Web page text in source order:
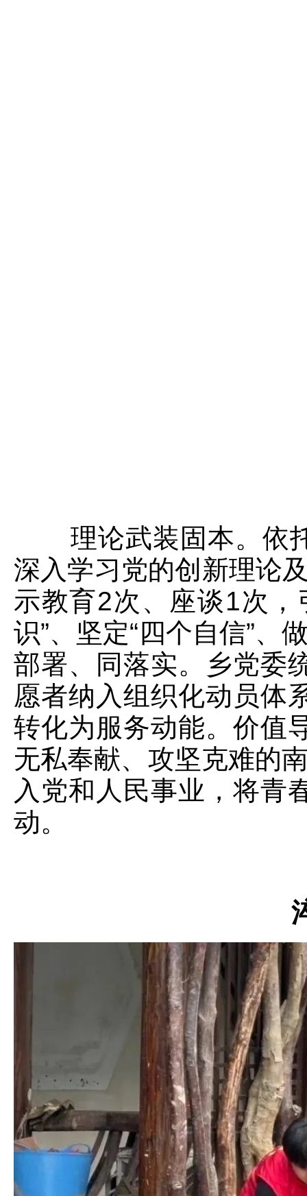
理论武装固本。依托
深入学习党的创新理论
示教育2次、座谈1次，
识”、坚定“四个自信”、
部署、同落实。乡党委
愿者纳入组织化动员体
转化为服务动能。价值
无私奉献、攻坚克难的
入党和人民事业，将青
动。